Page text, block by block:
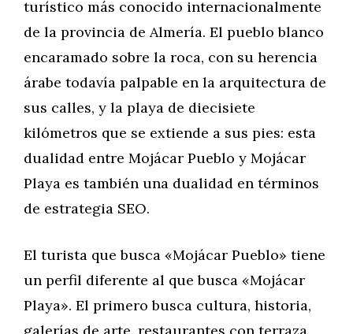
turístico más conocido internacionalmente
de la provincia de Almería. El pueblo blanco
encaramado sobre la roca, con su herencia
árabe todavía palpable en la arquitectura de
sus calles, y la playa de diecisiete
kilómetros que se extiende a sus pies: esta
dualidad entre Mojácar Pueblo y Mojácar
Playa es también una dualidad en términos
de estrategia SEO.
El turista que busca «Mojácar Pueblo» tiene
un perfil diferente al que busca «Mojácar
Playa». El primero busca cultura, historia,